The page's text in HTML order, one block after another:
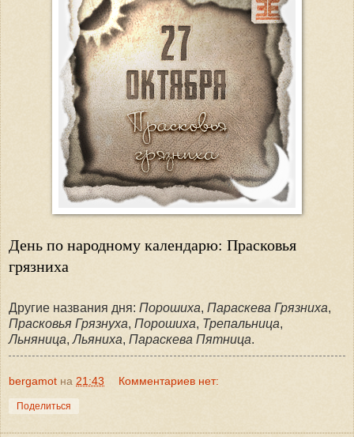
День по народному календарю: Прасковья
грязниха
Другие названия дня: Порошиха, Параскева Грязниха,
Прасковья Грязнуха, Порошиха, Трепальница,
Льняница,Льяниха, Параскева Пятница.
bergamot на 21:43 Комментариев нет:
Поделиться